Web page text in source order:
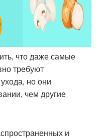
что даже самые
требуют
но они
чем другие
и